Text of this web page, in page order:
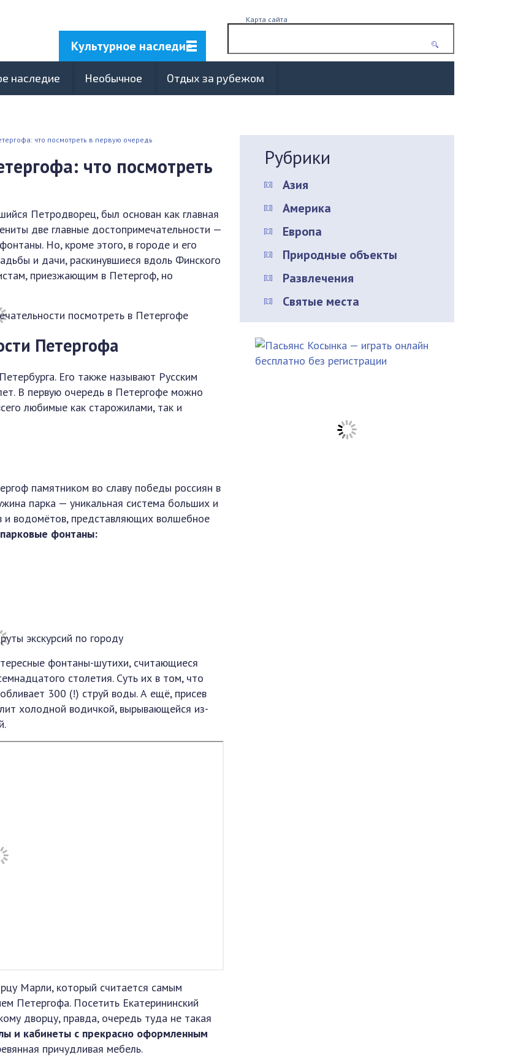
Культурное наследие
Карта сайта
наследие Необычное Отдых за рубежом
что посмотреть в первую очередь
что посмотреть
Петродворец, был основан как главная
две главные достопримечательности —
Но, кроме этого, в городе и его
и дачи, раскинувшиеся вдоль Финского
приезжающим в Петергоф, но
Петергофа
Его также называют Русским
В первую очередь в Петергофе можно
любимые как старожилами, так и
памятником во славу победы россиян в
парка — уникальная система больших и
и водомётов, представляющих волшебное
фонтаны:
фонтаны-шутихи, считающиеся
столетия. Суть их в том, что
300 (!) струй воды. А ещё, присев
холодной водичкой, вырывающейся из-
Марли, который считается самым
Петергофа. Посетить Екатерининский
дворцу, правда, очередь туда не такая
и кабинеты с прекрасно оформленным
причудливая мебель.
Рубрики
Азия
Америка
Европа
Природные объекты
Развлечения
Святые места